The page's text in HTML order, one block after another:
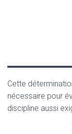
Cette
nécessaire pour
discipline aussi